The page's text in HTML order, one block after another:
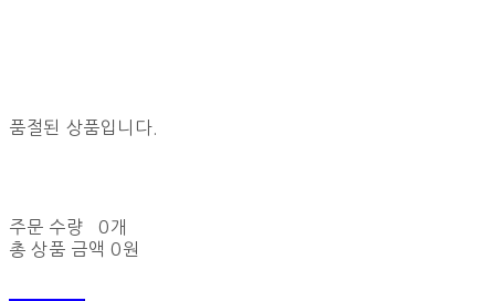
품절된 상품입니다.
주문 수량
0개
총 상품 금액 0원